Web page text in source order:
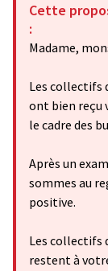
Cette
:
Madame,
Les collectifs
ont bien reçu
le cadre des
Après un
sommes au
positive.
Les collectifs
restent à